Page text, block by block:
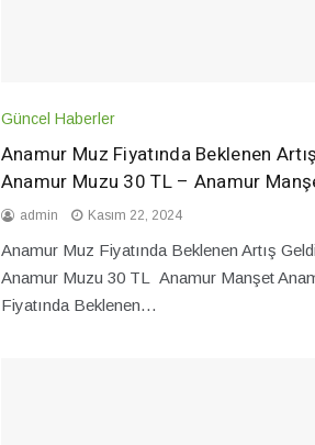
Güncel Haberler
Anamur Muz Fiyatında Beklenen
Anamur Muzu 30 TL – Anamur
admin Kasım 22, 2024
Anamur Muz Fiyatında Beklenen Artış
Anamur Muzu 30 TL Anamur Manşet
Fiyatında Beklenen…